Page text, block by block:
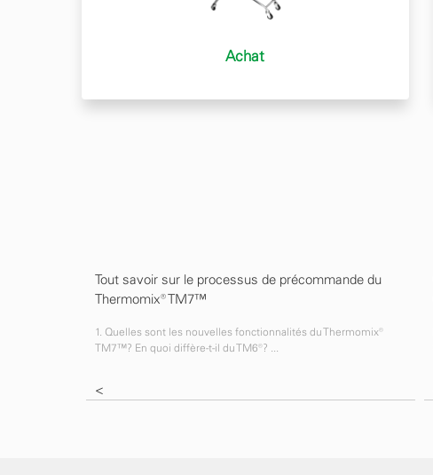
Achat
Tout savoir sur le processus de précommande du
Thermomix® TM7™
1. Quelles sont les nouvelles fonctionnalités du Thermomix®
TM7™? En quoi diffère-t-il du TM6®? ...
<